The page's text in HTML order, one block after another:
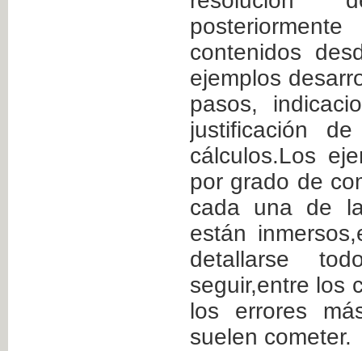
contenidos
ejemplos
pasos,
justificación
cálculos.Los
por grado de
cada una de
están
detallarse
seguir,entre los
los errores
suelen cometer.